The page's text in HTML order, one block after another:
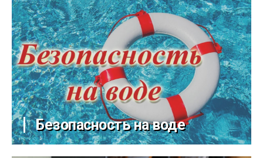
Безопасность на воде